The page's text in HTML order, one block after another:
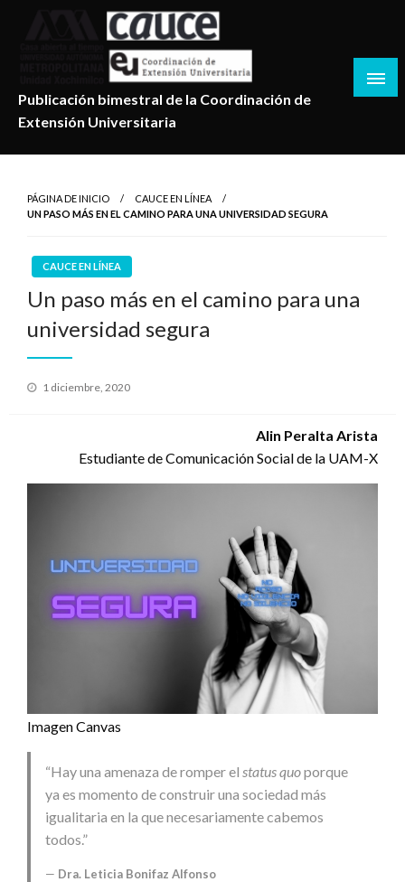
Publicación bimestral de la Coordinación de
Extensión Universitaria
PÁGINA DE INICIO
CAUCE EN LÍNEA
UN PASO MÁS EN EL CAMINO PARA UNA UNIVERSIDAD SEGURA
CAUCE EN LÍNEA
Un paso más en el camino para una
universidad segura
Publicado
1 diciembre, 2020
Alin Peralta Arista
Estudiante de Comunicación Social de la UAM-X
Imagen Canvas
“Hay una amenaza de romper el status quoporque
ya es momento de construir una sociedad más
igualitaria en la que necesariamente cabemos
todos.”
Dra. Leticia Bonifaz Alfonso